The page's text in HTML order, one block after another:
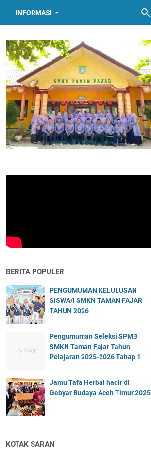
INFORMASI
BERITA POPULER
PENGUMUMAN KELULUSAN
SISWA/I SMKN TAMAN FAJAR
TAHUN 2026
Pengumuman Seleksi SPMB
SMKN Taman Fajar Tahun
Pelajaran 2025-2026 Tahap 1
Jamu Tafa Herbal hadir di
Gebyar Budaya Aceh Timur 2025
KOTAK SARAN